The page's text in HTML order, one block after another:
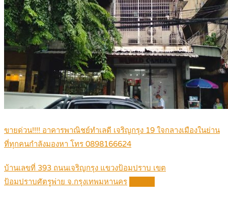
ขายด่วน!!!! อาคารพาณิชย์ทำเลดี เจริญกรุง 19 ใจกลางเมืองในย่าน
ที่ทุกคนกำลังมองหา โทร 0898166624
บ้านเลขที่ 393 ถนนเจริญกรุง แขวงป้อมปราบ เขต
ป้อมปราบศัตรูพ่าย จ.กรุงเทพมหานคร